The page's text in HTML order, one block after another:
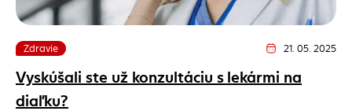
Zdravie Dátum vydania
21. 05. 2025
Vyskúšali ste už konzultáciu s lekármi na
diaľku?